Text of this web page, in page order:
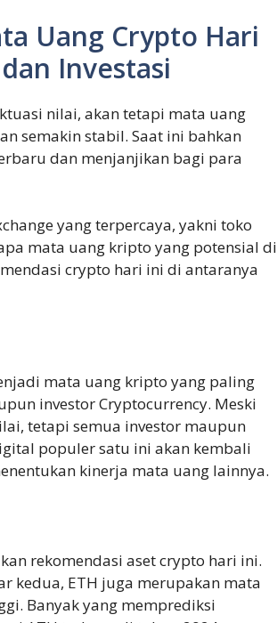
Uang Crypto Hari
Investasi
nilai, akan tetapi mata uang
semakin stabil. Saat ini bahkan
dan menjanjikan bagi para
yang terpercaya, yakni toko
mata uang kripto yang potensial di
crypto hari ini di antaranya
mata uang kripto yang paling
investor Cryptocurrency. Meski
tetapi semua investor maupun
populer satu ini akan kembali
kinerja mata uang lainnya.
rekomendasi aset crypto hari ini.
kedua, ETH juga merupakan mata
Banyak yang memprediksi